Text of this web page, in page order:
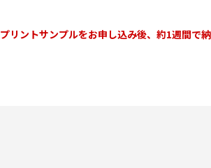
プリントサンプルをお申し込み後、約1週間で